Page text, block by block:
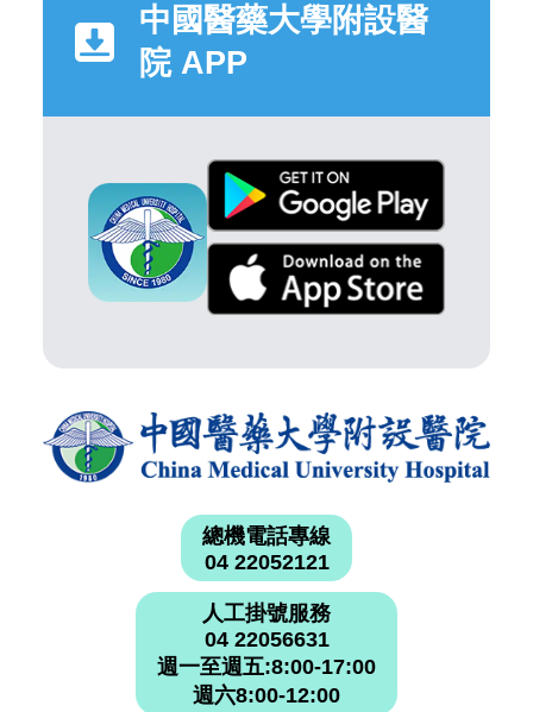
中國醫藥大學附設醫
院 APP
總機電話專線
04 22052121
人工掛號服務
04 22056631
週一至週五:8:00-17:00
週六8:00-12:00